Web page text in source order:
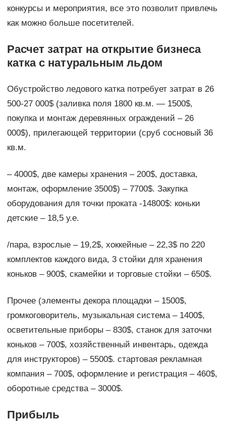
конкурсы и мероприятия, все это позволит привлечь
как можно больше посетителей.
Расчет затрат на открытие бизнеса
катка с натуральным льдом
Обустройство ледового катка потребует затрат в 26
500-27 000$ (заливка поля 1800 кв.м. — 1500$,
покупка и монтаж деревянных ограждений – 26
000$), прилегающей территории (сруб сосновый 36
кв.м.
– 4000$, две камеры хранения – 200$, доставка,
монтаж, оформление 3500$) – 7700$. Закупка
оборудования для точки проката -14800$: коньки
детские – 18,5 у.е.
/пара, взрослые – 19,2$, хоккейные – 22,3$ по 220
комплектов каждого вида, 3 стойки для хранения
коньков – 900$, скамейки и торговые стойки – 650$.
Прочее (элементы декора площадки – 1500$,
громкоговоритель, музыкальная система – 1400$,
осветительные приборы – 830$, станок для заточки
коньков – 700$, хозяйственный инвентарь, одежда
для инструкторов) – 5500$. стартовая рекламная
компания – 700$, оформление и регистрация – 460$,
оборотные средства – 3000$.
Прибыль